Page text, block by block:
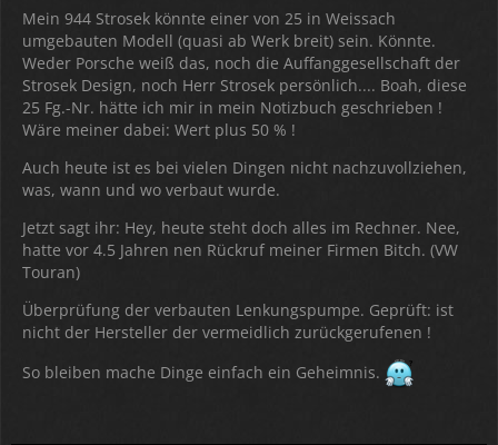
Mein 944 Strosek könnte einer von 25 in Weissach
umgebauten Modell (quasi ab Werk breit) sein. Könnte.
Weder Porsche weiß das, noch die Auffanggesellschaft der
Strosek Design, noch Herr Strosek persönlich.... Boah, diese
25 Fg.-Nr. hätte ich mir in mein Notizbuch geschrieben !
Wäre meiner dabei: Wert plus 50 % !
Auch heute ist es bei vielen Dingen nicht nachzuvollziehen,
was, wann und wo verbaut wurde.
Jetzt sagt ihr: Hey, heute steht doch alles im Rechner. Nee,
hatte vor 4.5 Jahren nen Rückruf meiner Firmen Bitch. (VW
Touran)
Überprüfung der verbauten Lenkungspumpe. Geprüft: ist
nicht der Hersteller der vermeidlich zurückgerufenen !
So bleiben mache Dinge einfach ein Geheimnis.